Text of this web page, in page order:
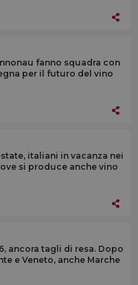
fanno squadra con
per il futuro del vino
italiani in vacanza nei
si produce anche vino
ancora tagli di resa. Dopo
e Veneto, anche Marche